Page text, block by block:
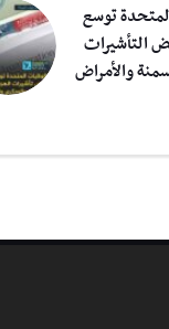
صهر ترامب
وقطر خلال
توسع
التأشيرات
والأمراض